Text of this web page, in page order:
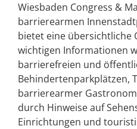
Wiesbaden Congress &
barrierearmen
bietet eine übersichtliche
wichtigen Informationen
barrierefreien und
Behindertenparkplätzen,
barrierearmer
durch Hinweise auf
Einrichtungen und